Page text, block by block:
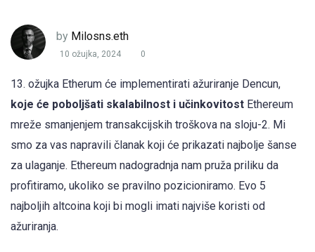
by Milosns.eth
10 ožujka, 2024 0
13. ožujka Etherum će implementirati ažuriranje Dencun,
koje će poboljšati skalabilnost i učinkovitost Ethereum
mreže smanjenjem transakcijskih troškova na sloju-2. Mi
smo za vas napravili članak koji će prikazati najbolje šanse
za ulaganje. Ethereum nadogradnja nam pruža priliku da
profitiramo, ukoliko se pravilno pozicioniramo. Evo 5
najboljih altcoina koji bi mogli imati najviše koristi od
ažuriranja.